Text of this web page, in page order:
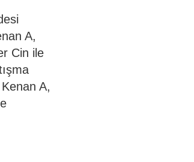
A,
Cin ile
A,